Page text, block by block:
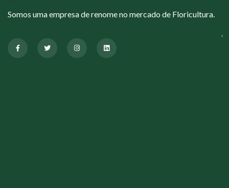
Somos uma empresa de renome no mercado de Floricultura.